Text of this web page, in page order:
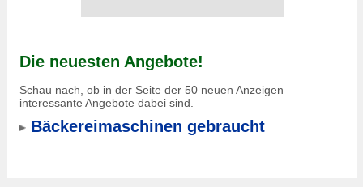
Die neuesten Angebote!
Schau nach, ob in der Seite der 50 neuen Anzeigen
interessante Angebote dabei sind.
Bäckereimaschinen gebraucht